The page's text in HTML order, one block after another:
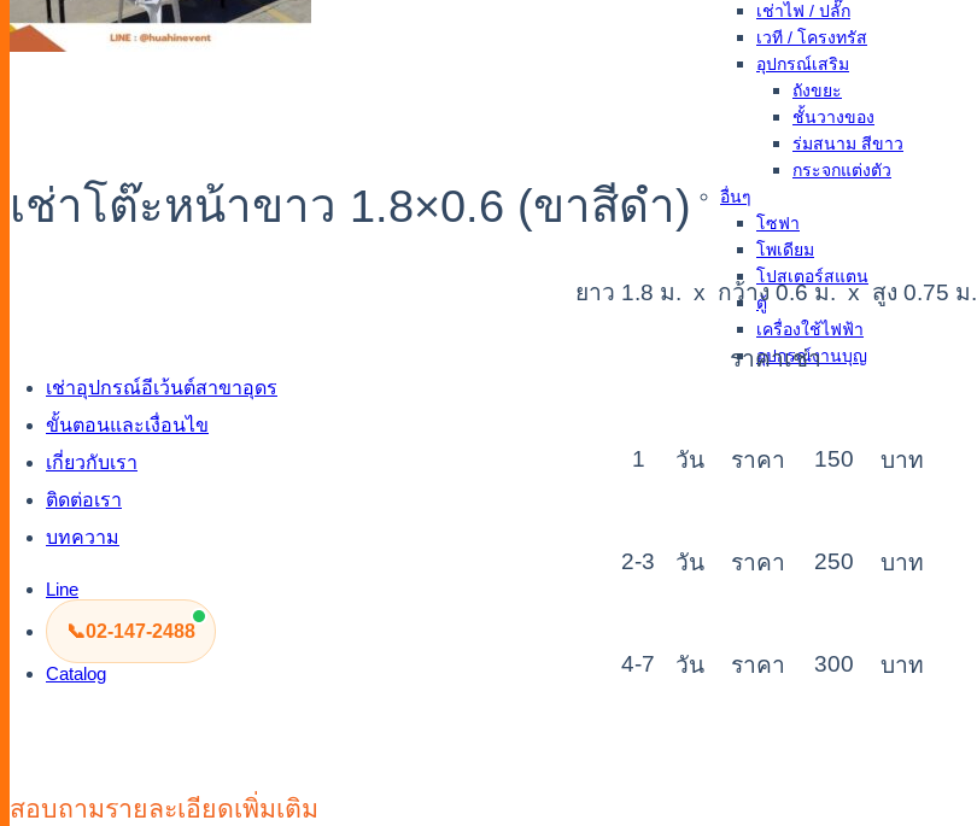
เช่าไฟ / ปลั๊ก
เวที / โครงทรัส
อุปกรณ์เสริม
ถังขยะ
ชั้นวางของ
ร่มสนาม สีขาว
กระจกแต่งตัว
อื่นๆ
โซฟา
โพเดียม
โปสเตอร์สแตน
ตู้
เครื่องใช้ไฟฟ้า
อุปกรณ์งานบุญ
เช่าอุปกรณ์อีเว้นต์สาขาอุดร
ขั้นตอนและเงื่อนไข
เกี่ยวกับเรา
ติดต่อเรา
บทความ
Line
📞02-147-2488
Catalog
เช่าโต๊ะหน้าขาว 1.8×0.6 (ขาสีดำ)
ยาว 1.8 ม. x กว้าง 0.6 ม. x สูง 0.75 ม.
ราคาเช่า
1 วัน ราคา 150 บาท
2-3 วัน ราคา 250 บาท
4-7 วัน ราคา 300 บาท
สอบถามรายละเอียดเพิ่มเติม